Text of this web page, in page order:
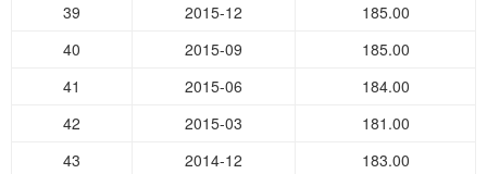
39
2015-12
185.00
40
2015-09
185.00
41
2015-06
184.00
42
2015-03
181.00
43
2014-12
183.00